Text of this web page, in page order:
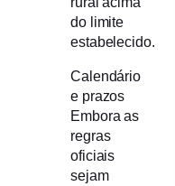
do limite
estabelecido.
Calendário
e prazos
Embora as
regras
oficiais
sejam